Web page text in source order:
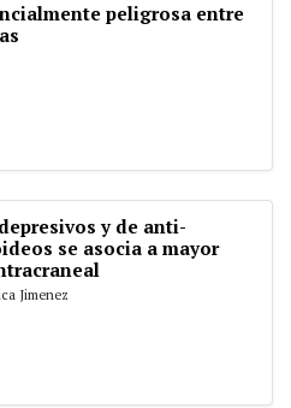
peligrosa entre
y de anti-
se asocia a mayor
Jimenez